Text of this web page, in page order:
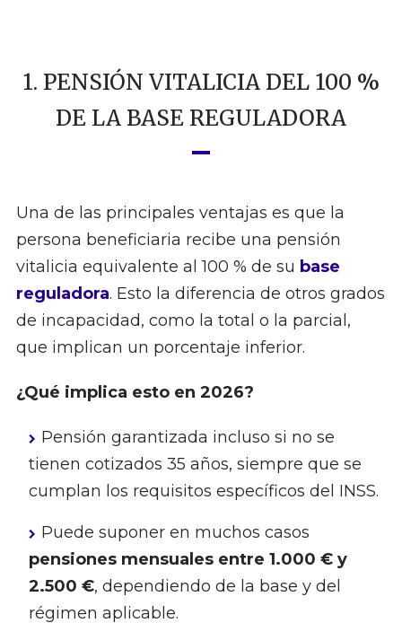
1. PENSIÓN VITALICIA DEL 100 %
DE LA BASE REGULADORA
Una de las principales ventajas es que la
persona beneficiaria recibe una pensión
vitalicia equivalente al 100 % de su base
reguladora. Esto la diferencia de otros grados
de incapacidad, como la total o la parcial,
que implican un porcentaje inferior.
¿Qué implica esto en 2026?
Pensión garantizada incluso si no se
tienen cotizados 35 años, siempre que se
cumplan los requisitos específicos del INSS.
Puede suponer en muchos casos
pensiones mensuales entre 1.000 € y
2.500 €, dependiendo de la base y del
régimen aplicable.